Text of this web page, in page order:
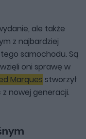
ale także
z najbardziej
samochodu. Są
oni sprawę w
Marques stworzył
nowej generacji.